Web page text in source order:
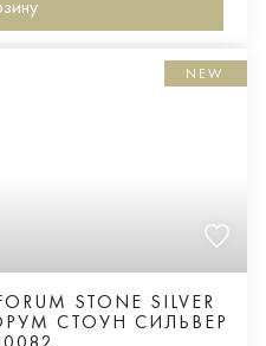
NEW
STONE SILVER
СТОУН СИЛЬВЕР